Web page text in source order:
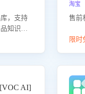
，支持
知识问
淘宝
售前
限时
AI]